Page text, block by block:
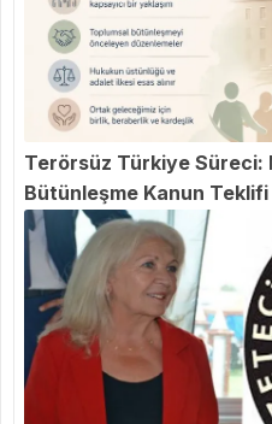
Terörsüz Türkiye Süreci:
Bütünleşme Kanun